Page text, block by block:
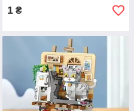
1 ₴